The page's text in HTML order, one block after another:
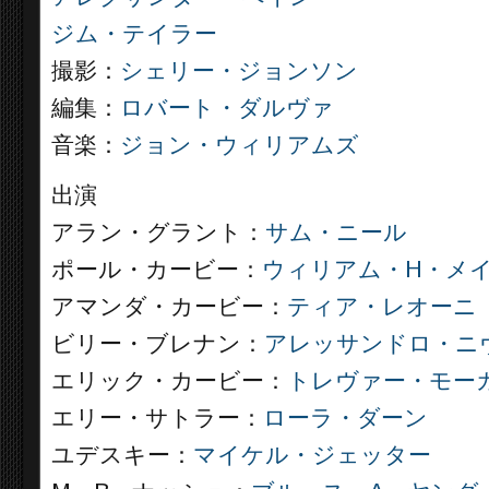
ジム・テイラー
撮影： シェリー・ジョンソン
編集： ロバート・ダルヴァ
音楽： ジョン・ウィリアムズ
出演
アラン・グラント： サム・ニール
ポール・カービー： ウィリアム・H・メ
アマンダ・カービー： ティア・レオーニ
ビリー・ブレナン： アレッサンドロ・ニ
エリック・カービー：
トレヴァー・モー
エリー・サトラー： ローラ・ダーン
ユデスキー： マイケル・ジェッター